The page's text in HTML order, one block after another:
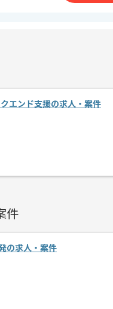
の実績がある企業の案件で
部リモート作業を見込んで
エンド支援の求人・案件
件
の求人・案件